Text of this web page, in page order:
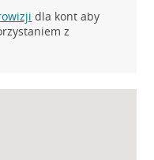
dla kont aby
z